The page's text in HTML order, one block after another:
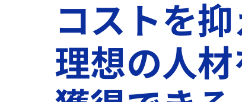
コストを抑
理想の人材